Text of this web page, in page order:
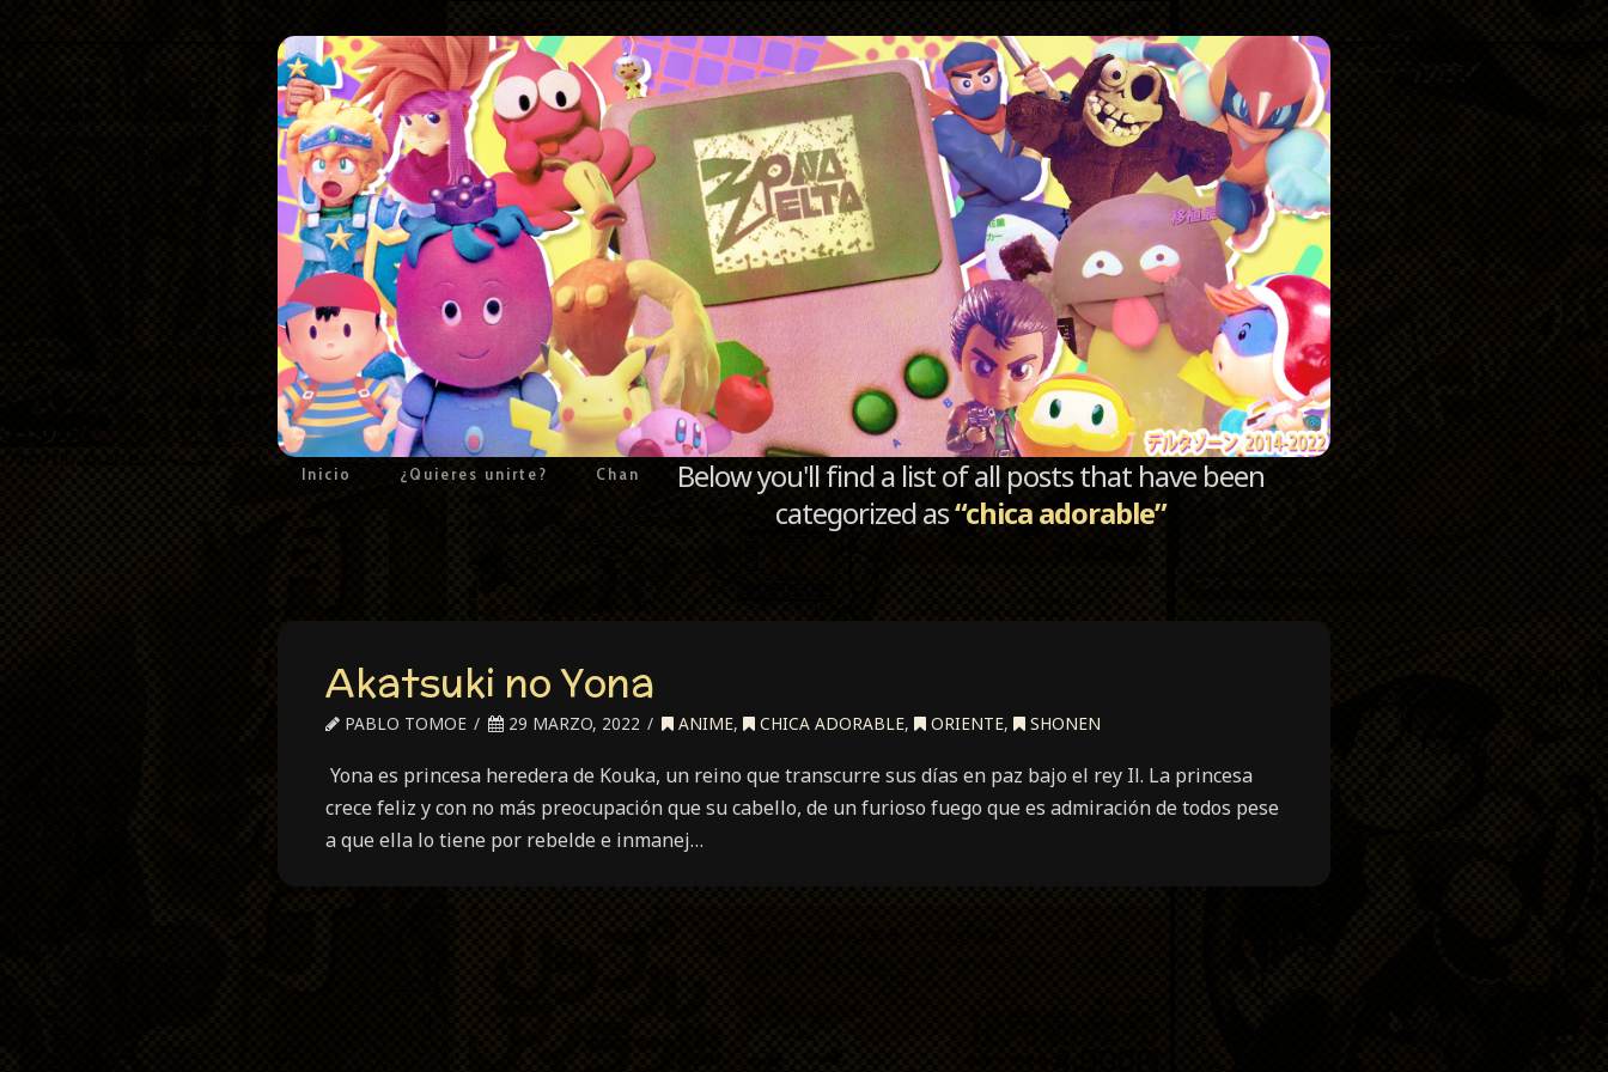
Inicio ¿Quieres unirte? Chan
Below you'll find a list of all posts that have been
categorized as“chica adorable”
Akatsuki no Yona
PABLO TOMOE 29 MARZO, 2022 ANIME, CHICA ADORABLE, ORIENTE, SHONEN
Yona es princesa heredera de Kouka, un reino que transcurre sus días en paz bajo el rey Il. La princesa
crece feliz y con no más preocupación que su cabello, de un furioso fuego que es admiración de todos pese
a que ella lo tiene por rebelde e inmanej…